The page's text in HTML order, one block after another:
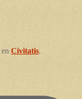
en Civitatis.